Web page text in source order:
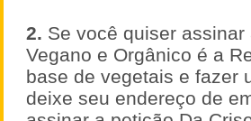
2. Se você quiser
Vegano e Orgânico é a
base de vegetais e fazer
deixe seu endereço de